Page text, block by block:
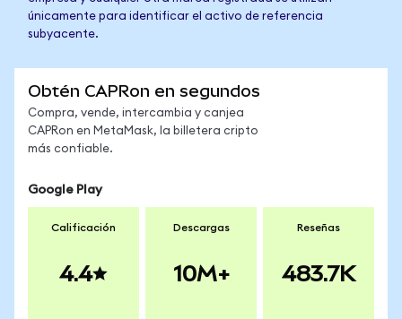
únicamente para identificar el activo de referencia
subyacente.
Obtén CAPRon en segundos
Compra, vende, intercambia y canjea
CAPRon en MetaMask, la billetera cripto
más confiable.
Google Play
Calificación
4.4
Descargas
10M+
Reseñas
483.7K